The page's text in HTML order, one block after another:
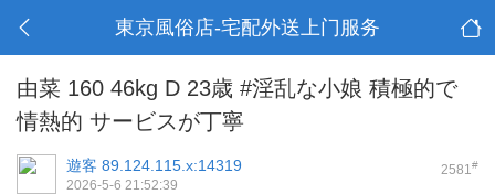
東京風俗店-宅配外送上门服务
由菜 160 46kg D 23歳 #淫乱な小娘 積極的で
情熱的 サービスが丁寧
2581#
遊客 89.124.115.x:14319
2026-5-6 21:52:39